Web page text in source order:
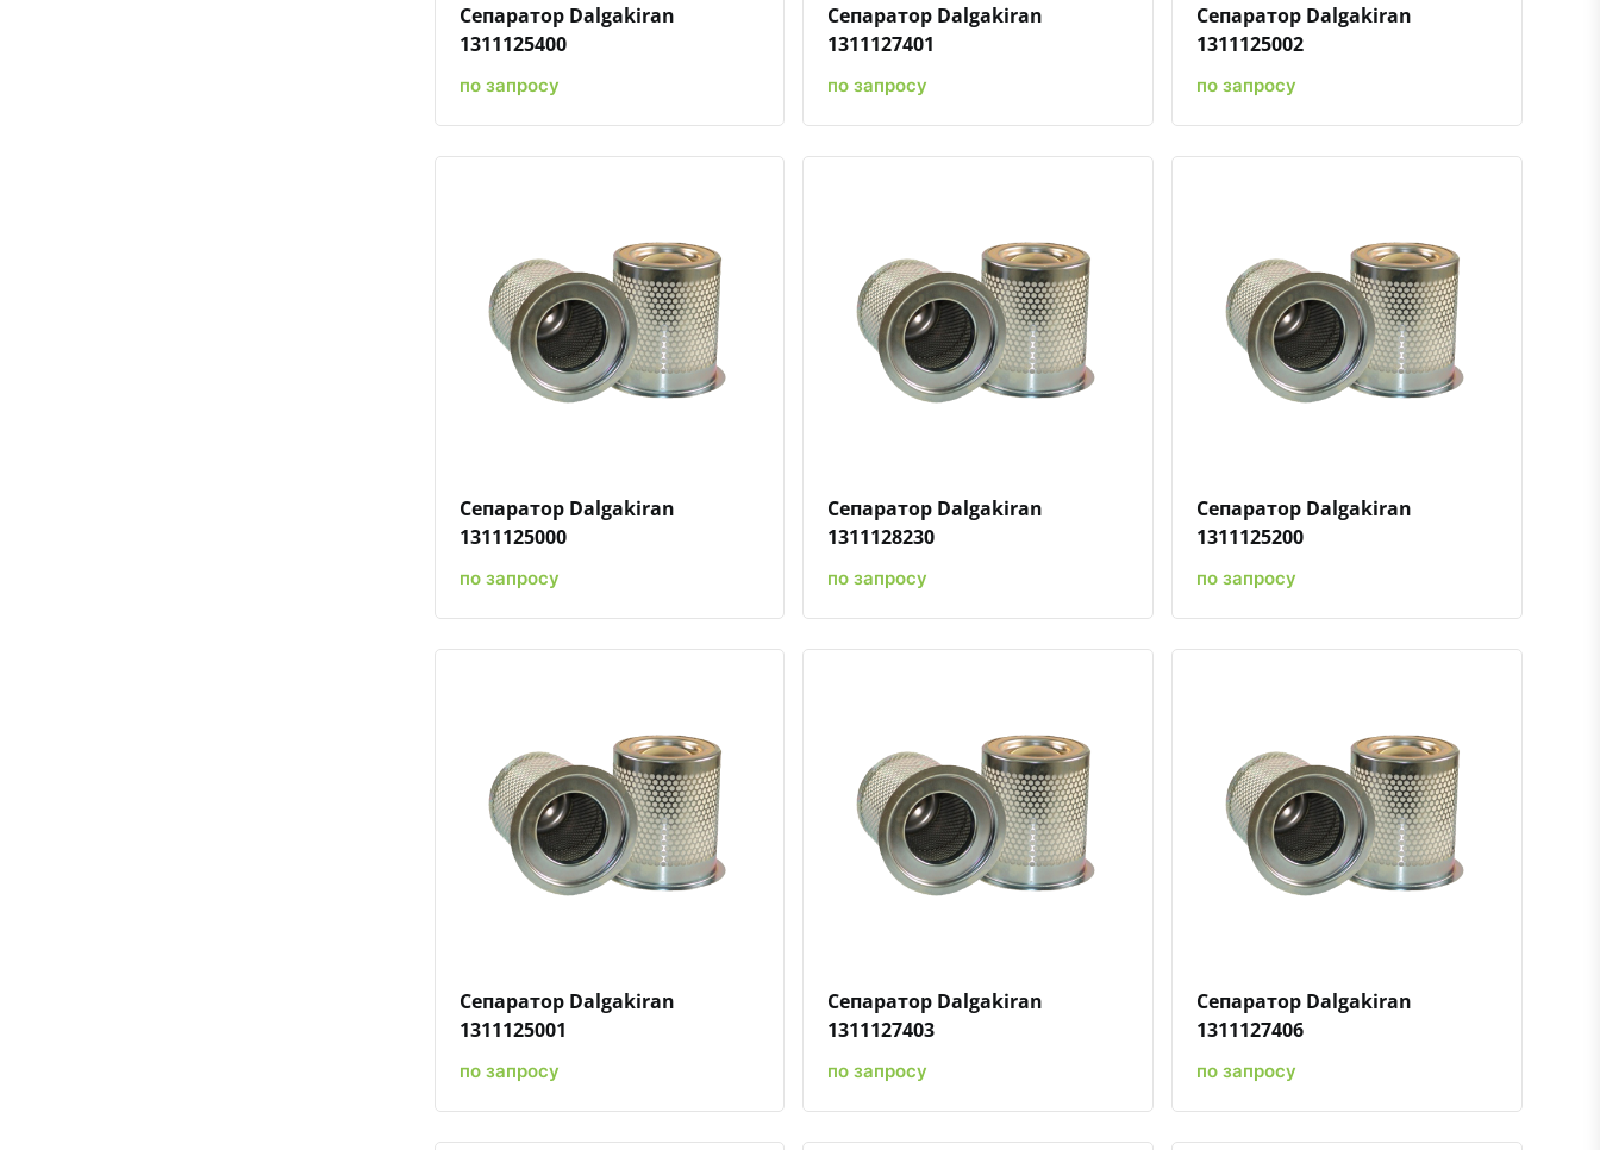
Сепаратор Dalgakiran
1311125400
по запросу
Сепаратор Dalgakiran
1311127401
по запросу
Сепаратор Dalgakiran
1311125002
по запросу
Быстрый просмотрДобавить к сравнению
Добавить в избранное
Сепаратор Dalgakiran
1311125000
по запросу
Быстрый просмотрДобавить к сравнению
Добавить в избранное
Сепаратор Dalgakiran
1311128230
по запросу
Быстрый просмотрДобавить к сравнению
Добавить в избранное
Сепаратор Dalgakiran
1311125200
по запросу
Быстрый просмотрДобавить к сравнению
Добавить в избранное
Сепаратор Dalgakiran
1311125001
по запросу
Быстрый просмотрДобавить к сравнению
Добавить в избранное
Сепаратор Dalgakiran
1311127403
по запросу
Быстрый просмотрДобавить к сравнению
Добавить в избранное
Сепаратор Dalgakiran
1311127406
по запросу